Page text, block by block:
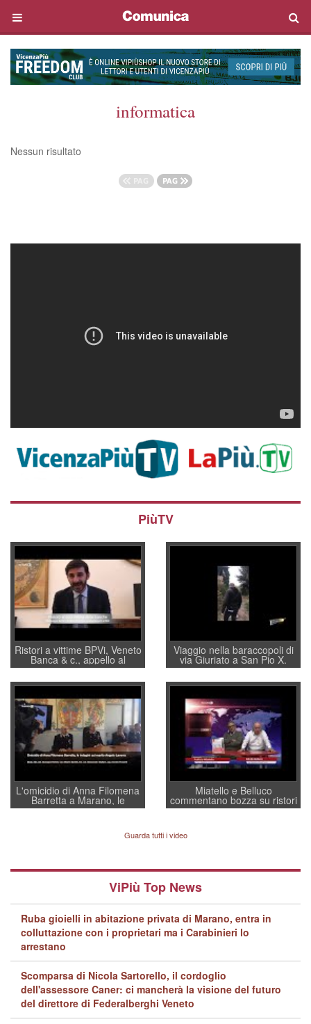
informatica
Nessun risultato
PiùTV
Ristori a vittime BPVi, Veneto
Banca & c., appello al
sottosegretario Alessio
Villarosa: per mettere ordine
convochi con Di Maio CNCU
a supporto della cabina di
regia al Mef
Viaggio nella baraccopoli di
via Giuriato a San Pio X.
Vicenza ai Vicentini: “faremo
un regalo di Natale ai
residenti”
L'omicidio di Anna Filomena
Barretta a Marano, le
indagini dei carabinieri di
quelle di... Barbara D'Urso
Miatello e Belluco
commentano bozza su ristori
BPVi e Veneto Banca
Guarda tutti i video
ViPiù Top News
Ruba gioielli in abitazione privata di Marano, entra in
colluttazione con i proprietari ma i Carabinieri lo
arrestano
Scomparsa di Nicola Sartorello, il cordoglio
dell'assessore Caner: ci mancherà la visione del futuro
del direttore di Federalberghi Veneto